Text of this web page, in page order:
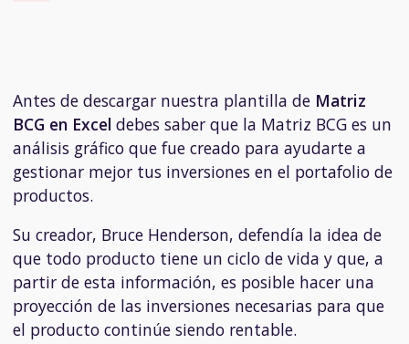
Antes de descargar nuestra plantilla de Matriz
BCG en Excel debes saber que la Matriz BCG es un
análisis gráfico que fue creado para ayudarte a
gestionar mejor tus inversiones en el portafolio de
productos.
Su creador, Bruce Henderson, defendía la idea de
que todo producto tiene un ciclo de vida y que, a
partir de esta información, es posible hacer una
proyección de las inversiones necesarias para que
el producto continúe siendo rentable.